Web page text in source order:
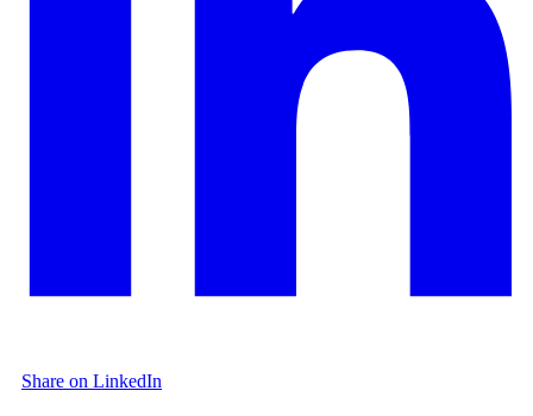
Share on LinkedIn